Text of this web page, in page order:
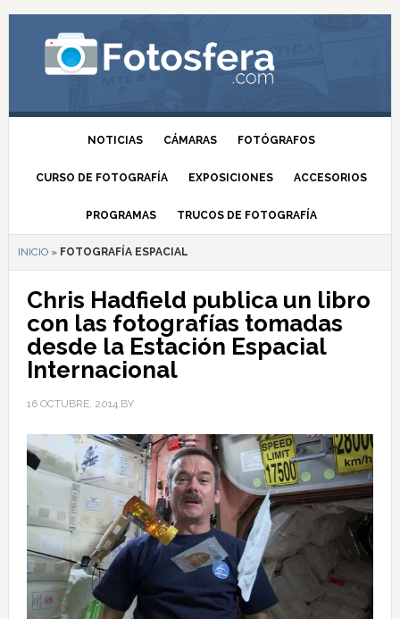
NOTICIAS CÁMARAS FOTÓGRAFOS
CURSO DE FOTOGRAFÍA EXPOSICIONES ACCESORIOS
PROGRAMAS TRUCOS DE FOTOGRAFÍA
INICIO» FOTOGRAFÍA ESPACIAL
Chris Hadfield publica un libro
con las fotografías tomadas
desde la Estación Espacial
Internacional
16 OCTUBRE, 2014BY